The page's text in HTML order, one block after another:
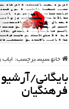
خانه سپس برچسب:
بایگانی/
فرهنگیان